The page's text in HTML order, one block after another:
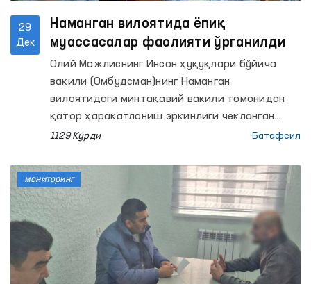
29
Дек
Наманган вилоятида ёпиқ
муассасалар фаолияти ўрганилди
Олий Мажлиснинг Инсон ҳуқуқлари бўйича
вакили (Омбудсман)нинг Наманган
вилоятидаги минтақавий вакили томонидан
қатор ҳаракатланиш эркинлиги чекланган
шахслар сақланадиган муассасаларда
Жумладан, Поп тумани вақтинча сақлаш
ҳибсхонаси (ВСҲ), Мингбулоқ тумани ВСҲ,
Наманган вилояти ИИБ ВСҲ, 6-сон тергов
ҳибсхонаси, 6-сон жазони ижро этиш
колонияси, Наманган вилояти ИИБ Вояга
етмаганларга ижтимоий-ҳуқуқий ёрдам
кўрсатиш маркази, Мингбулоқ ва Поп
1129 Кўрди Батафсил
мониторинг